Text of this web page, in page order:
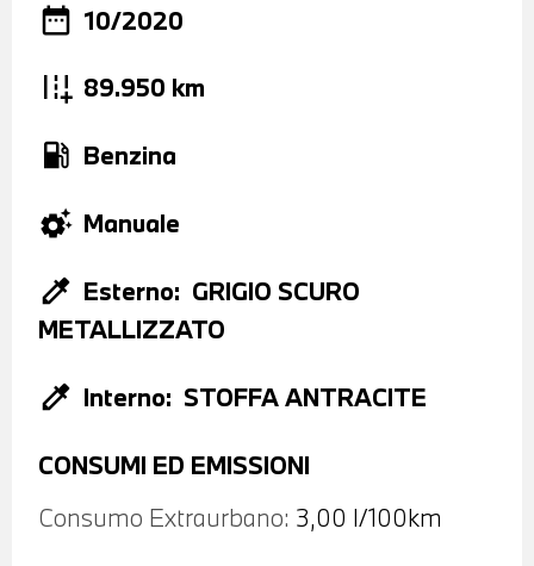
date_range 10/2020
add_road 89.950 km
local_gas_station Benzina
settings_suggest Manuale
colorize Esterno: GRIGIO SCURO
METALLIZZATO
colorize Interno: STOFFA ANTRACITE
CONSUMI ED EMISSIONI
Consumo Extraurbano: 3,00 l/100km